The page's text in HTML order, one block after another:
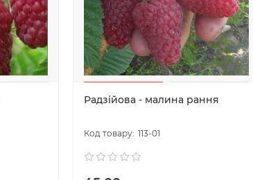
Радзійова - малина рання
113-01